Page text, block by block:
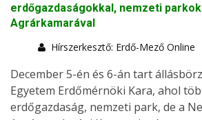
erdőgazdaságokkal, nemzeti
Agrárkamarával
Hírszerkesztő: Erdő-Mező Online
December 5-én és 6-án tart
Egyetem Erdőmérnöki Kara, ahol
erdőgazdaság, nemzeti park, de a